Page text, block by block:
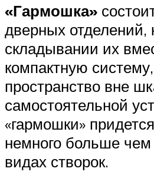
«Гармошка»
дверных отделений,
складывании их
компактную
пространство вне
самостоятельной
«гармошки»
немного больше чем
видах створок.